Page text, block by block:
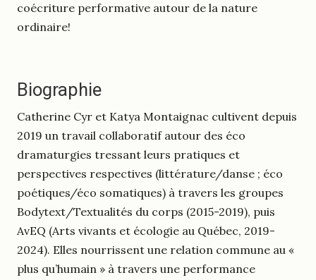
coécriture performative autour de la nature
ordinaire!
Biographie
Catherine Cyr et Katya Montaignac cultivent depuis
2019 un travail collaboratif autour des éco
dramaturgies tressant leurs pratiques et
perspectives respectives (littérature/danse ; éco
poétiques/éco somatiques) à travers les groupes
Bodytext/Textualités du corps (2015-2019), puis
AvEQ (Arts vivants et écologie au Québec, 2019-
2024). Elles nourrissent une relation commune au «
plus qu’humain » à travers une performance